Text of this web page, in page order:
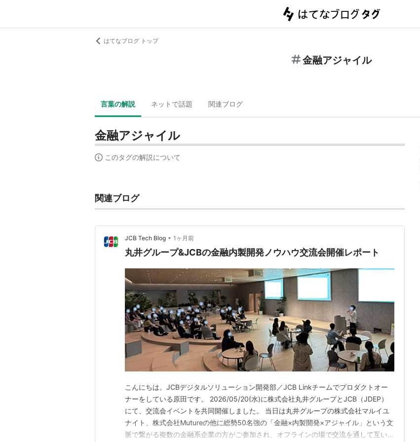
はてなブログ トップ
金融アジャイル
言葉の解説 ネットで話題 関連ブログ
金融アジャイル
このタグの解説について
関連ブログ
JCB Tech Blog • 1ヶ月前
丸井グループ&JCBの金融内製開発ノウハウ交流会開催レポート
こんにちは。JCBデジタルソリューション開発部／JCB Linkチームでプロダクトオー
ナーをしている原田です。 2026/05/20(水)に株式会社丸井グループとJCB（JDEP）
にて、交流会イベントを共同開催しました。 当日は丸井グループの株式会社マルイユ
ナイト、株式会社Mutureの他に総勢50名強の「金融×内製開発×アジャイル」という文
脈で繋がる複数の金融系企業の方がご参加され、オフラインの場で交流を通して互いの